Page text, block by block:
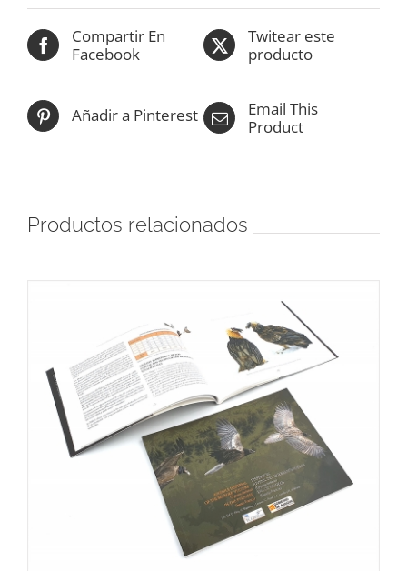
Compartir En
Facebook
Twitear este
producto
Añadir a Pinterest
Email This
Product
Productos relacionados